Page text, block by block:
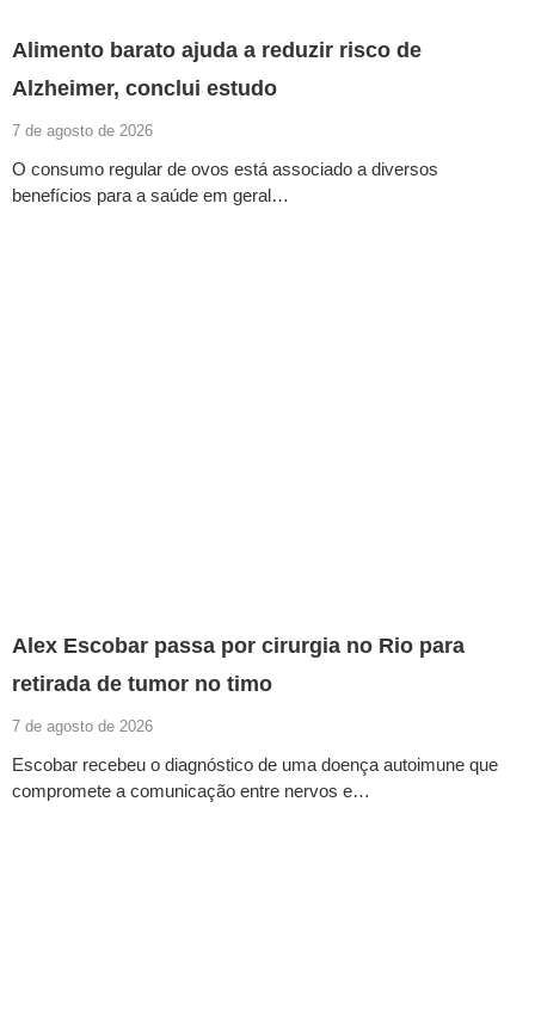
Alimento barato ajuda a reduzir risco de
Alzheimer, conclui estudo
7 de agosto de 2026
O consumo regular de ovos está associado a diversos
benefícios para a saúde em geral…
Alex Escobar passa por cirurgia no Rio para
retirada de tumor no timo
7 de agosto de 2026
Escobar recebeu o diagnóstico de uma doença autoimune que
compromete a comunicação entre nervos e…